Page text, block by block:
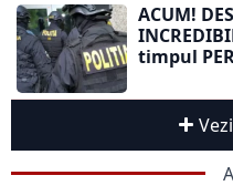
ACUM!
timpul